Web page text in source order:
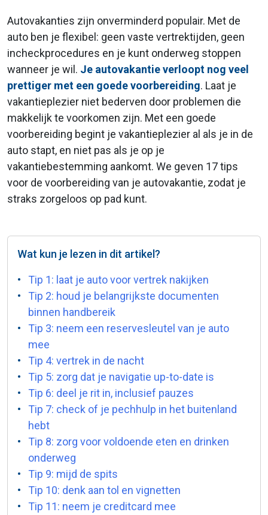
Autovakanties zijn onverminderd populair. Met de
auto ben je flexibel: geen vaste vertrektijden, geen
incheckprocedures en je kunt onderweg stoppen
wanneer je wil. Je autovakantie verloopt nog veel
prettiger met een goede voorbereiding. Laat je
vakantieplezier niet bederven door problemen die
makkelijk te voorkomen zijn. Met een goede
voorbereiding begint je vakantieplezier al als je in de
auto stapt, en niet pas als je op je
vakantiebestemming aankomt. We geven 17 tips
voor de voorbereiding van je autovakantie, zodat je
straks zorgeloos op pad kunt.
Wat kun je lezen in dit artikel?
Tip 1: laat je auto voor vertrek nakijken
Tip 2: houd je belangrijkste documenten
binnen handbereik
Tip 3: neem een reservesleutel van je auto
mee
Tip 4: vertrek in de nacht
Tip 5: zorg dat je navigatie up-to-date is
Tip 6: deel je rit in, inclusief pauzes
Tip 7: check of je pechhulp in het buitenland
hebt
Tip 8: zorg voor voldoende eten en drinken
onderweg
Tip 9: mijd de spits
Tip 10: denk aan tol en vignetten
Tip 11: neem je creditcard mee